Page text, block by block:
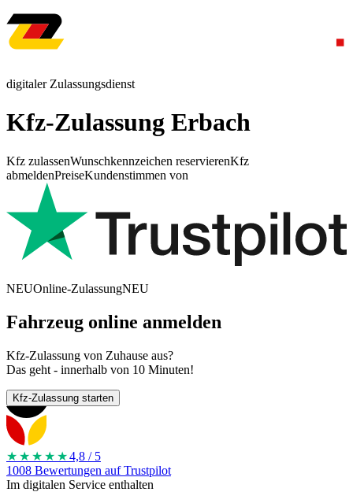
digitaler Zulassungsdienst
Kfz-Zulassung Erbach
Kfz zulassenWunschkennzeichen reservierenKfz
abmeldenPreiseKundenstimmen von
NEUOnline-ZulassungNEU
Fahrzeug online anmelden
Kfz-Zulassung von Zuhause aus?
Das geht - innerhalb von 10 Minuten!
Kfz-Zulassung starten
★★★★ ★4,8 / 5
1008 Bewertungen auf Trustpilot
Im digitalen Service enthalten